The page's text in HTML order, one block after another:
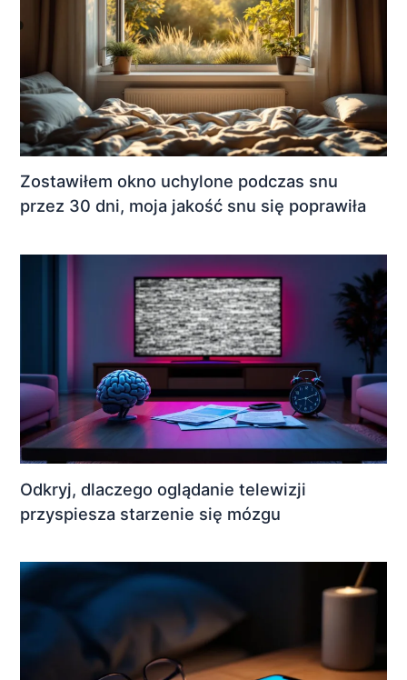
Zostawiłem okno uchylone podczas snu
przez 30 dni, moja jakość snu się poprawiła
Odkryj, dlaczego oglądanie telewizji
przyspiesza starzenie się mózgu